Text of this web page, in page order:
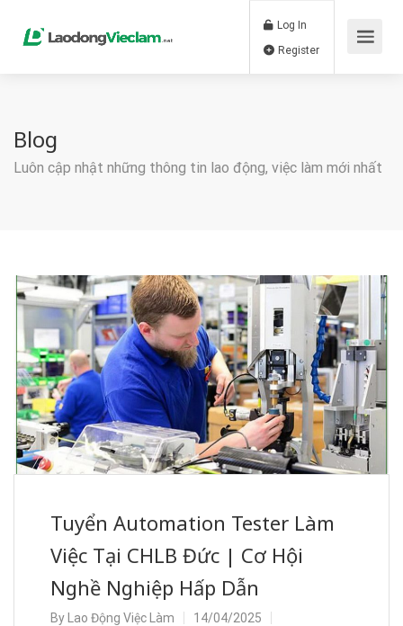
Log In
Blog
Luôn cập nhật những thông tin lao động, việc làm mới nhất
Tuyển Automation Tester Làm
Việc Tại CHLB Đức | Cơ Hội
Nghề Nghiệp Hấp Dẫn
By Lao Động Việc Làm
14/04/2025